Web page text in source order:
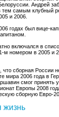
Андрей
тем самым клубный
и 2006.
годах был вице-
включался в
м номером в 2005 и
что сборная России
мира 2006 года в
смог принять
Европы 2008
сборную Евро-
жизнь